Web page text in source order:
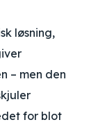
løsning,
– men den
for blot